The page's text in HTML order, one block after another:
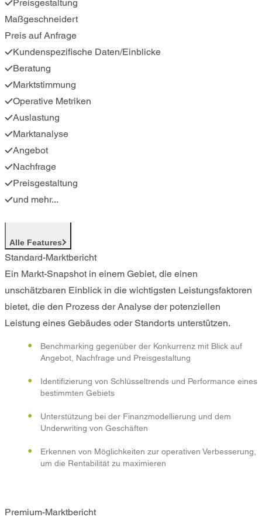
Preisgestaltung
Maßgeschneidert
Preis auf Anfrage
Kundenspezifische Daten/Einblicke
Beratung
Marktstimmung
Operative Metriken
Auslastung
Marktanalyse
Angebot
Nachfrage
Preisgestaltung
und mehr...
Alle Features
Standard-Marktbericht
Ein Markt-Snapshot in einem Gebiet, die einen
unschätzbaren Einblick in die wichtigsten Leistungsfaktoren
bietet, die den Prozess der Analyse der potenziellen
Leistung eines Gebäudes oder Standorts unterstützen.
Benchmarking gegenüber der Konkurrenz mit Blick auf
Angebot, Nachfrage und Preisgestaltung
Identifizierung von Schlüsseltrends und Performance eines
bestimmten Gebiets
Unterstützung bei der Finanzmodellierung und dem
Underwriting von Geschäften
Erkennen von Möglichkeiten zur operativen Verbesserung,
um die Rentabilität zu maximieren
Premium-Marktbericht